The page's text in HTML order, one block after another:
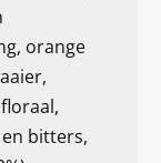
orange
bitters,